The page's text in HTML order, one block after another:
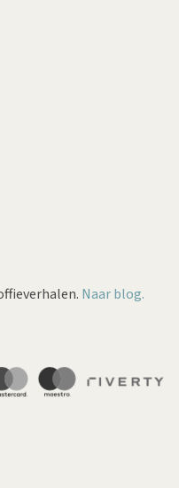
Naar blog.